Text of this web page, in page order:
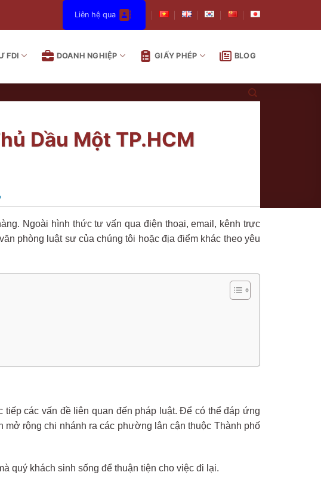
Liên hệ qua
FDI DOANH NGHIỆP GIẤY PHÉP BLOG
Dầu Một TP.HCM
Ngoài hình thức tư vấn qua điện thoại, email, kênh trực
phòng luật sư của chúng tôi hoặc địa điểm khác theo yêu
các vấn đề liên quan đến pháp luật. Để có thể đáp ứng
rộng chi nhánh ra các phường lân cận thuộc Thành phố
quý khách sinh sống để thuận tiện cho việc đi lại.